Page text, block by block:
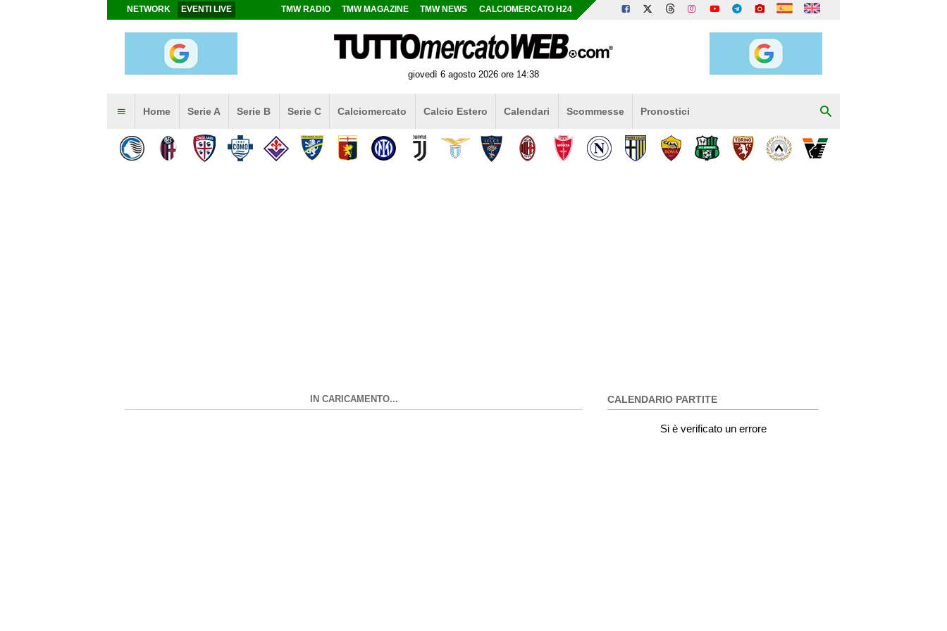
NETWORK EVENTI LIVE TMW RADIO TMW MAGAZINE TMW NEWS CALCIOMERCATO H24
giovedì 6 agosto 2026 ore 14:38
Home Serie A Serie B Serie C Calciomercato Calcio Estero Calendari Scommesse Pronostici
IN CARICAMENTO... CALENDARIO PARTITE
Si è verificato un errore